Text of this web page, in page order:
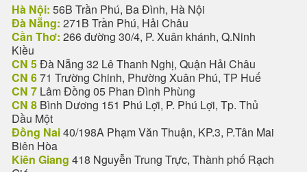
Hà Nội: 56B Trần Phú, Ba Đình, Hà Nội
Đà Nẵng: 271B Trần Phú, Hải Châu
Cần Thơ: 266 đường 30/4, P. Xuân khánh, Q.Ninh
Kiều
CN 5Đà Nẵng 32 Lê Thanh Nghị, Quận Hải Châu
CN 671 Trường Chinh, Phường Xuân Phú, TP Huế
CN 7 Lâm Đồng 05 Phan Đình Phùng
CN 8 Bình Dương 151 Phú Lợi, P. Phú Lợi, Tp. Thủ
Dầu Một
Đồng Nai40/198A Phạm Văn Thuận, KP.3, P.Tân Mai
Biên Hòa
Kiên Giang 418 Nguyễn Trung Trực, Thành phố Rạch